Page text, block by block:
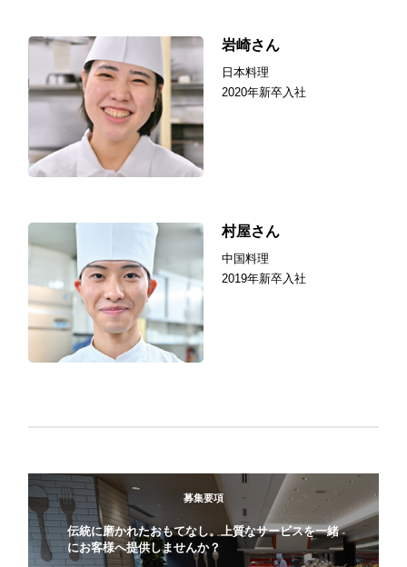
岩崎さん
日本料理
2020年新卒入社
村屋さん
中国料理
2019年新卒入社
募集要項
伝統に磨かれたおもてなし。上質なサービスを一緒
にお客様へ提供しませんか？